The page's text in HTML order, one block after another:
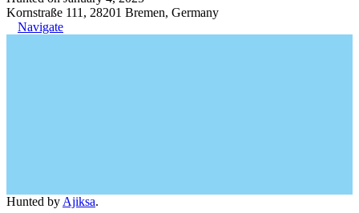
Kornstraße 111, 28201 Bremen, Germany
Navigate
Hunted by Ajiksa.